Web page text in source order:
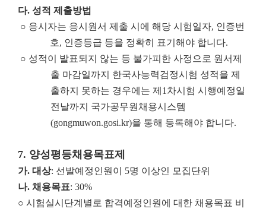
다. 성적 제출방법
○ 응시자는 응시원서 제출 시에 해당 시험일자, 인증번
호, 인증등급 등을 정확히 표기해야 합니다.
○ 성적이 발표되지 않는 등 불가피한 사정으로 원서제
출 마감일까지 한국사능력검정시험 성적을 제
출하지 못하는 경우에는 제1차시험 시행예정일
전날까지 국가공무원채용시스템
(gongmuwon.gosi.kr)을 통해 등록해야 합니다.
7. 양성평등채용목표제
가. 대상: 선발예정인원이 5명 이상인 모집단위
나. 채용목표: 30%
○ 시험실시단계별로 합격예정인원에 대한 채용목표 비